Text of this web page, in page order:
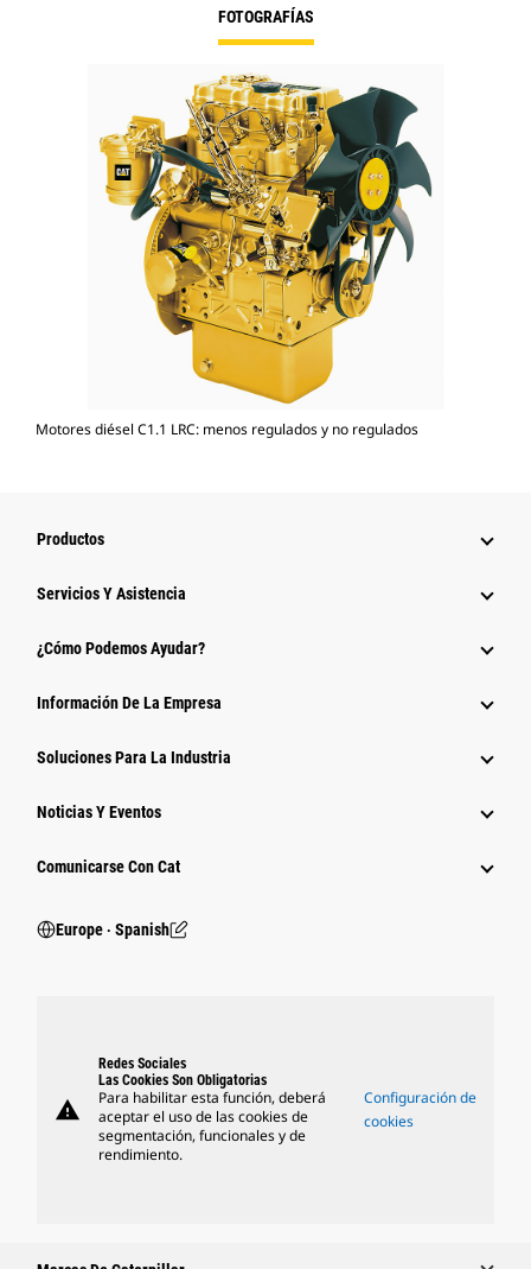
FOTOGRAFÍAS
Motores diésel C1.1 LRC: menos regulados y no regulados
Productos
Servicios Y Asistencia
¿Cómo Podemos Ayudar?
Información De La Empresa
Soluciones Para La Industria
Noticias Y Eventos
Comunicarse Con Cat
Europe ‧ Spanish
warning
Redes Sociales
Las Cookies Son Obligatorias
Para habilitar esta función, deberá
aceptar el uso de las cookies de
segmentación, funcionales y de
rendimiento.
Configuración de
cookies